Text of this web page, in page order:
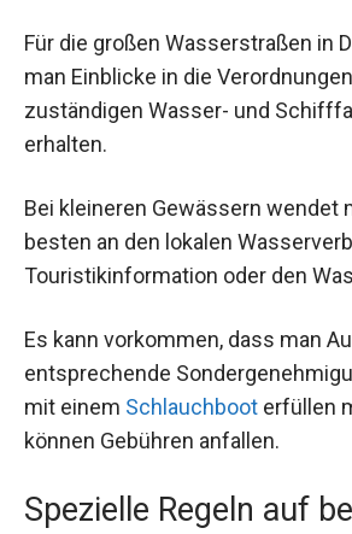
Für die großen Wasserstraßen in
man Einblicke in die
zuständigen Wasser- und
erhalten.
Bei kleineren Gewässern wendet
besten an den lokalen
Touristikinformation oder den
Es kann vorkommen, dass man
entsprechende
mit einem Schlauchboot erfüllen
können Gebühren anfallen.
Spezielle Regeln auf